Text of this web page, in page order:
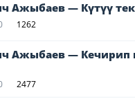
Ажыбаев — Күтүү
1262
Ажыбаев — Кечирип
2477